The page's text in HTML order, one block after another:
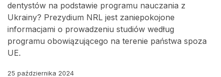
dentystów na podstawie programu nauczania z
Ukrainy? Prezydium NRL jest zaniepokojone
informacjami o prowadzeniu studiów według
programu obowiązującego na terenie państwa spoza
UE.
25 października 2024